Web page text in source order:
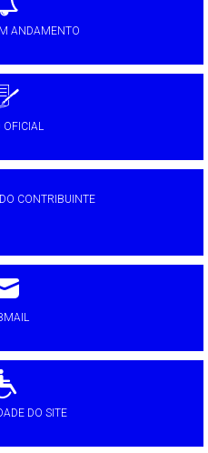
ANDAMENTO
OFICIAL
CONTRIBUINTE
DO SITE